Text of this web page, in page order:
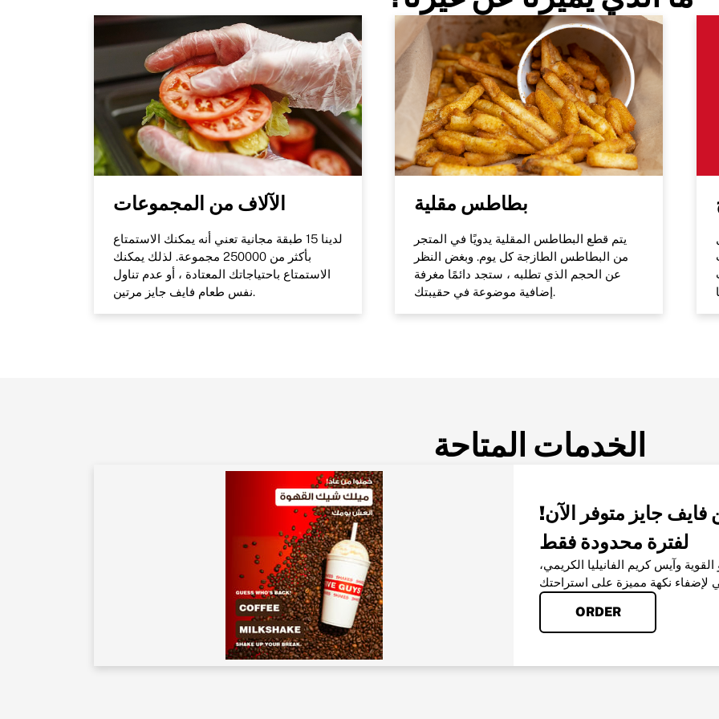
الآلاف من المجموعات
لدينا 15 طبقة مجانية تعني أنه يمكنك الاستمتاع
بأكثر من 250000 مجموعة. لذلك يمكنك
الاستمتاع باحتياجاتك المعتادة ، أو عدم تناول
نفس طعام فايف جايز مرتين.
بطاطس مقلية
يتم قطع البطاطس المقلية يدويًا في المتجر
من البطاطس الطازجة كل يوم. وبغض النظر
عن الحجم الذي تطلبه ، ستجد دائمًا مغرفة
إضافية موضوعة في حقيبتك.
الخدمات المتاحة
!ميلك شيك بطعم القهوة من فايف جايز متوفر الآن
لفترة محدودة فقط
وآيس كريم الفانيليا الكريمي،
ORDER